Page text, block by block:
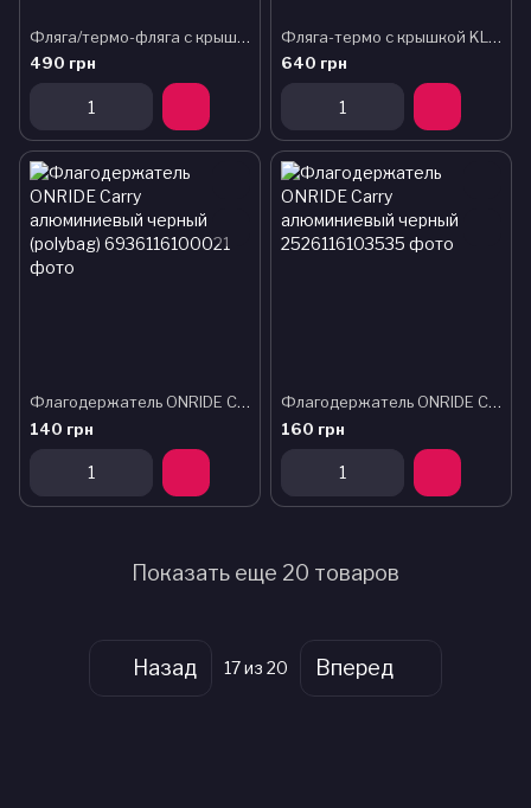
Фляга/термо-фляга с крышкой KLS Erebus 500/650 мл, трансформер, черный
490 грн
Фляга-термо с крышкой KLS Antarctica 650 мл черный
640 грн
Флагодержатель ONRIDE Carry алюминиевый черный (polybag)
140 грн
Флагодержатель ONRIDE Carry алюминиевый черный
160 грн
Показать еще 20 товаров
Назад 17из 20 Вперед